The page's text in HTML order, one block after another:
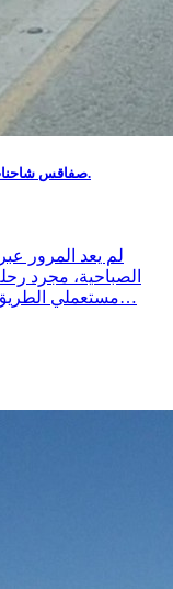
صفاقس شاحنات ثقيلة وروائح كريهة: معاناة يومية على طريق المطار.
لم يعد المرور
الصباحية، مجرد
مستعملي الطريق.فإلى جانب الاكتظاظ المروري، تتكرر يوميا…